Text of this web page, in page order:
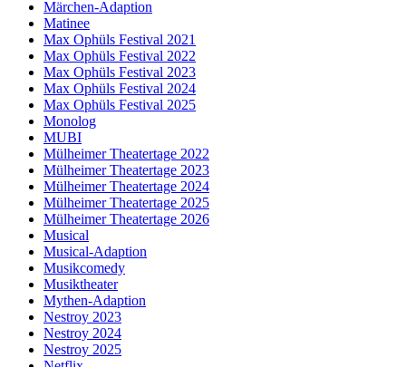
Märchen-Adaption
Matinee
Max Ophüls Festival 2021
Max Ophüls Festival 2022
Max Ophüls Festival 2023
Max Ophüls Festival 2024
Max Ophüls Festival 2025
Monolog
MUBI
Mülheimer Theatertage 2022
Mülheimer Theatertage 2023
Mülheimer Theatertage 2024
Mülheimer Theatertage 2025
Mülheimer Theatertage 2026
Musical
Musical-Adaption
Musikcomedy
Musiktheater
Mythen-Adaption
Nestroy 2023
Nestroy 2024
Nestroy 2025